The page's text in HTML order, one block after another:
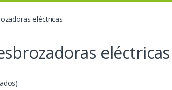
eléctricas
eléctricas